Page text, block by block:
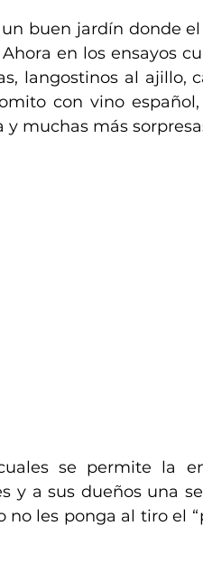
buen jardín donde
en los ensayos
langostinos al ajillo,
con vino
muchas más
se permite la
y a sus dueños una
les ponga al tiro el